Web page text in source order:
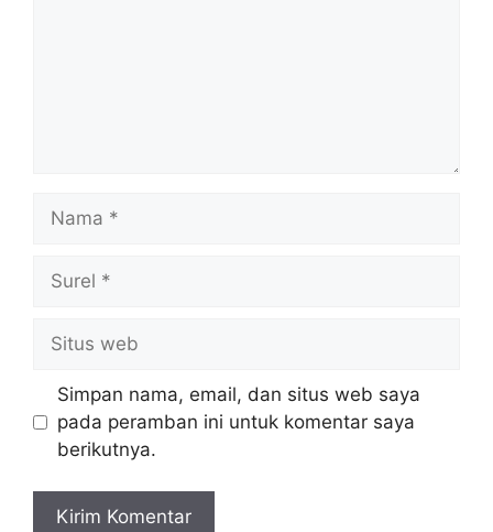
web
Simpan nama, email, dan situs web saya
pada peramban ini untuk komentar saya
berikutnya.